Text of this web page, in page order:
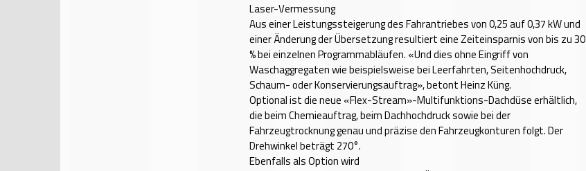
Laser-Vermessung
Aus einer Leistungssteigerung des Fahrantriebes von 0,25 auf 0,37 kW und
einer Änderung der Übersetzung resultiert eine Zeiteinsparnis von bis zu 30
% bei einzelnen Programmabläufen. «Und dies ohne Eingriff von
Waschaggregaten wie beispielsweise bei Leerfahrten, Seitenhochdruck,
Schaum- oder Konservierungsauftrag», betont Heinz Küng.
Optional ist die neue «Flex-Stream»-Multifunktions-Dachdüse erhältlich,
die beim Chemieauftrag, beim Dachhochdruck sowie bei der
Fahrzeugtrocknung genau und präzise den Fahrzeugkonturen folgt. Der
Drehwinkel beträgt 270°.
Ebenfalls als Option wird